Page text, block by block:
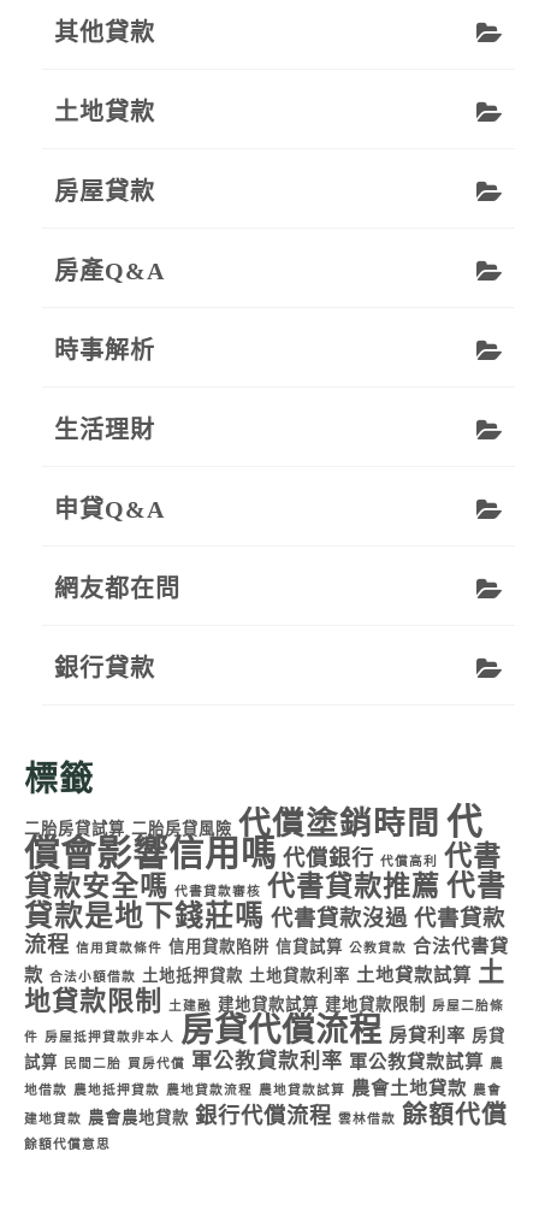
其他貸款
土地貸款
房屋貸款
房產Q&A
時事解析
生活理財
申貸Q&A
網友都在問
銀行貸款
標籤
二胎房貸試算 二胎房貸風險 代償塗銷時間 代
償會影響信用嗎 代償銀行 代償高利
代書
貸款安全嗎 代書貸款審核 代書貸款推薦 代書
貸款是地下錢莊嗎 代書貸款沒過 代書貸款
流程 信用貸款條件 信用貸款陷阱 信貸試算 公教貸款 合法代書貸
款 合法小額借款 土地抵押貸款 土地貸款利率 土地貸款試算 土
地貸款限制
土建融 建地貸款試算 建地貸款限制 房屋二胎條
件 房屋抵押貸款非本人 房貸代償流程 房貸利率 房貸
試算
民間二胎 買房代償 軍公教貸款利率 軍公教貸款試算
農
地借款
農地抵押貸款 農地貸款流程 農地貸款試算 農會土地貸款 農會
建地貸款 農會農地貸款 銀行代償流程 雲林借款 餘額代償
餘額代償意思